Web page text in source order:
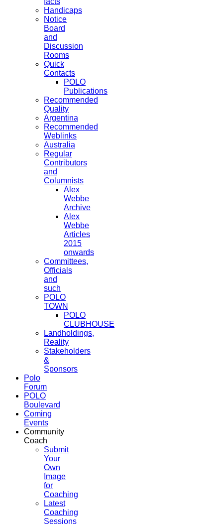
Handicaps
Notice
Board
and
Discussion
Rooms
Quick
Contacts
POLO
Publications
Recommended
Quality
Argentina
Recommended
Weblinks
Australia
Regular
Contributors
and
Columnists
Alex
Webbe
Archive
Alex
Webbe
Articles
2015
onwards
Committees,
Officials
and
such
POLO
TOWN
POLO
CLUBHOUSE
Landholdings,
Reality
Stakeholders
&
Sponsors
Polo
Forum
POLO
Boulevard
Coming
Events
Community
Coach
Submit
Your
Own
Image
for
Coaching
Latest
Coaching
Sessions